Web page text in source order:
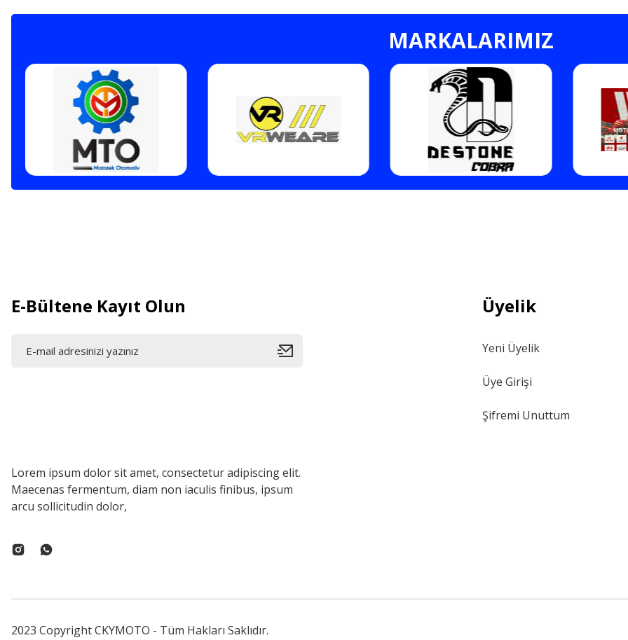
Gönder
MARKALARIMIZ
E-Bültene Kayıt Olun
Lorem ipsum dolor sit amet, consectetur adipiscing elit.
Maecenas fermentum, diam non iaculis finibus, ipsum
arcu sollicitudin dolor,
Üyelik
Yeni Üyelik
Üye Girişi
Şifremi Unuttum
2023 Copyright CKYMOTO - Tüm Hakları Saklıdır.